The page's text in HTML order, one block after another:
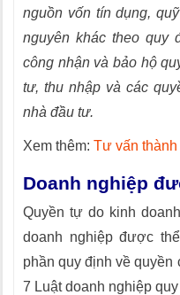
nguồn vốn tín dụng,
nguyên khác theo quy
công nhận và bảo hộ
tư, thu nhập và các
nhà đầu tư.
Xem thêm: Tư vấn
Doanh nghiệp
Quyền tự do kinh
doanh nghiệp được
phần quy định về
7 Luật doanh nghiệp